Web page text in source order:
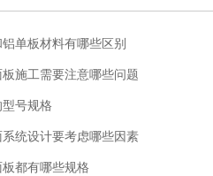
单板材料有哪些区别
施工需要注意哪些问题
号规格
统设计要考虑哪些因素
都有哪些规格